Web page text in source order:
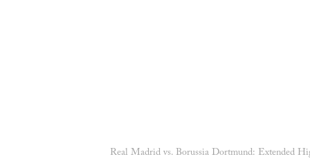
Real Madrid vs. Borussia Dortmund: Extended